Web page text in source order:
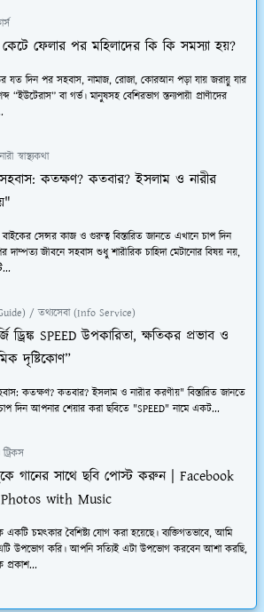
ফেলার পর মহিলাদের কি কি সমস্যা হয়?
যত দিন পর সহবাস, নামাজ, রোজা, কোরআন পড়া যায় জরায়ু যার
“ইউটেরাস” বা গর্ভ। মানুষসহ বেশিরভাগ স্তন্যপায়ী প্রাণীদের
স্বাস্থ্যকথা
কতক্ষণ? কতবার? ইসলাম ও নারীর
সেন্সর কাজ ও গুরুত্ব বিস্তারিত জানতে এখানে চাপ দিন
দাম্পত্য জীবনে সহবাস শুধু শারীরিক চাহিদা মেটানোর বিষয় নয়,
/ তথ্যসেবা (Info Service)
ড্রিঙ্ক SPEED উপকারিতা, ক্ষতিকর প্রভাব ও
দৃষ্টিকোণ”
কতক্ষণ? কতবার? ইসলাম ও নারীর করণীয়" বিস্তারিত জানতে
দিন আপনার শেয়ার করা ছবিতে "SPEED" নামে একট...
গানের সাথে ছবি পোস্ট করুন | Facebook
with Music
চমত্কার বৈশিষ্ট্য যোগ করা হয়েছে। ব্যক্তিগতভাবে, আমি
উপভোগ করি। আপনি সত্যিই এটা উপভোগ করবেন আশা করছি,
প্রকাশ...